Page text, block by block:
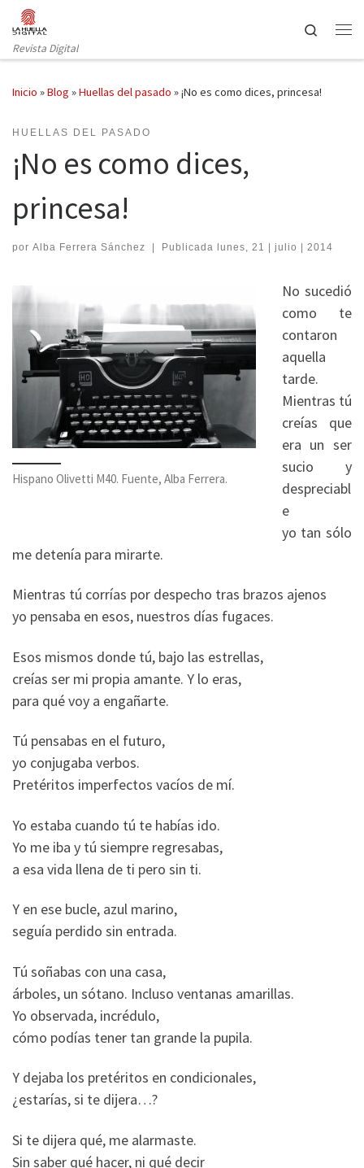
Saltar al contenido
Revista Digital
Search
Inicio »Blog »Huellas del pasado »¡No es como dices, princesa!
HUELLAS DEL PASADO
¡No es como dices,
princesa!
por Alba Ferrera Sánchez | Publicada lunes, 21 | julio | 2014
Hispano Olivetti M40. Fuente, Alba Ferrera.
No sucedió
como te
contaron
aquella
tarde.
Mientras tú
creías que
era un ser
sucio y
despreciabl
e
yo tan sólo
me detenía para mirarte.
Mientras tú corrías por despecho tras brazos ajenos
yo pensaba en esos, nuestros días fugaces.
Esos mismos donde tú, bajo las estrellas,
creías ser mi propia amante. Y lo eras,
para qué voy a engañarte.
Tú pensabas en el futuro,
yo conjugaba verbos.
Pretéritos imperfectos vacíos de mí.
Yo estaba cuando tú te habías ido.
Yo me iba y tú siempre regresabas,
a esa vida llena de ti pero sin ti.
Y en ese bucle, azul marino,
seguía perdido sin entrada.
Tú soñabas con una casa,
árboles, un sótano. Incluso ventanas amarillas.
Yo observada, incrédulo,
cómo podías tener tan grande la pupila.
Y dejaba los pretéritos en condicionales,
¿estarías, si te dijera…?
Si te dijera qué, me alarmaste.
Sin saber qué hacer, ni qué decir